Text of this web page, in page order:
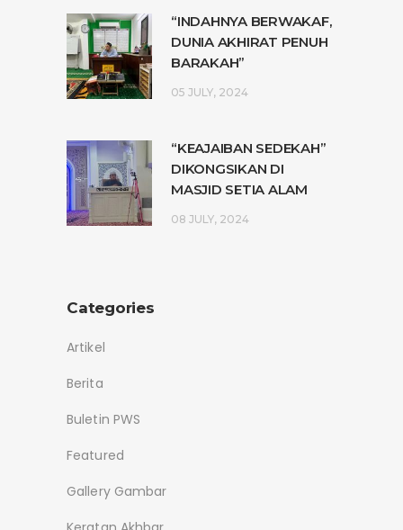
“INDAHNYA BERWAKAF,
DUNIA AKHIRAT PENUH
BARAKAH”
05 JULY, 2024
“KEAJAIBAN SEDEKAH”
DIKONGSIKAN DI
MASJID SETIA ALAM
08 JULY, 2024
Categories
Artikel
Berita
Buletin PWS
Featured
Gallery Gambar